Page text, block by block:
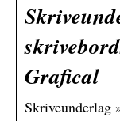
Grafical
Skriveunderlag